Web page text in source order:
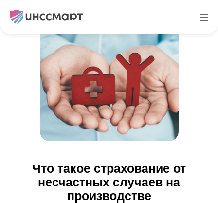
Что такое страхование от
несчастных случаев на
производстве